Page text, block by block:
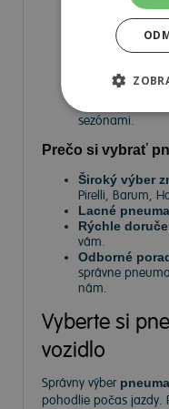
Letné
poskytujú
Zimné
priľnavosťou.
Celoročné
vodičov, ktorí
sezónami.
Prečo si vybrať
Široký výber
Pirelli, Barum,
Lacné
Rýchle
vám.
Odborné
správne
nám.
Vyberte si
vozidlo
Správny výber
pohodlie počas jazdy.